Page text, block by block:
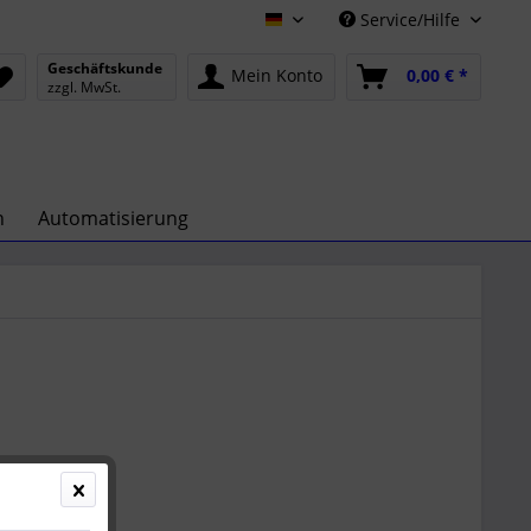
Deutsch Service/Hilfe
Geschäftskunde
zzgl. MwSt.
Mein Konto 0,00 € *
Automatisierung